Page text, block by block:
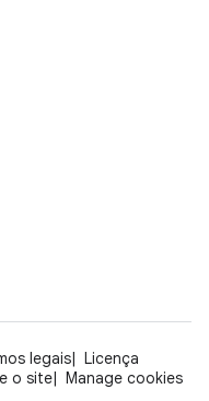
legais
Licença
o site Manage cookies